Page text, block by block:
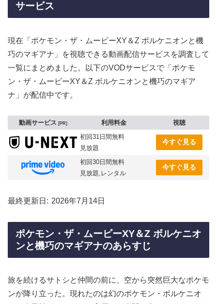
サービス
現在「ポケモン・ザ・ムービーXY＆Z ボルケニオンと機
巧のマギアナ」を視聴できる動画配信サービスを調査して
一覧にまとめました。以下のVODサービスで「ポケモ
ン・ザ・ムービーXY＆Z ボルケニオンと機巧のマギア
ナ」が配信中です。
動画サービス PR 利用料金
視聴
初回31日間無料
見放題
今すぐ見る
初回30日間無料
見放題,レンタル
今すぐ見る
最終更新日 2026年7月14日
ポケモン・ザ・ムービーXY＆Z ボルケニオ
ンと機巧のマギアナのあらすじ
旅を続けるサトシと仲間の前に、空から突然巨大なポケモ
ンが降り立った。現れたのは幻のポケモン・ボルケニオ